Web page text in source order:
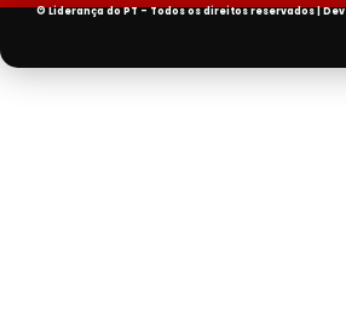
© Liderança do PT - Todos os direitos reservados | Dev